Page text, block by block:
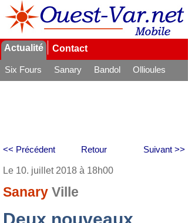
Actualité Contact
Six Fours Sanary Bandol
Ollioules
Retour
<< Précédent Suivant >>
Le 10. juillet 2018 à 18h00
Sanary Ville